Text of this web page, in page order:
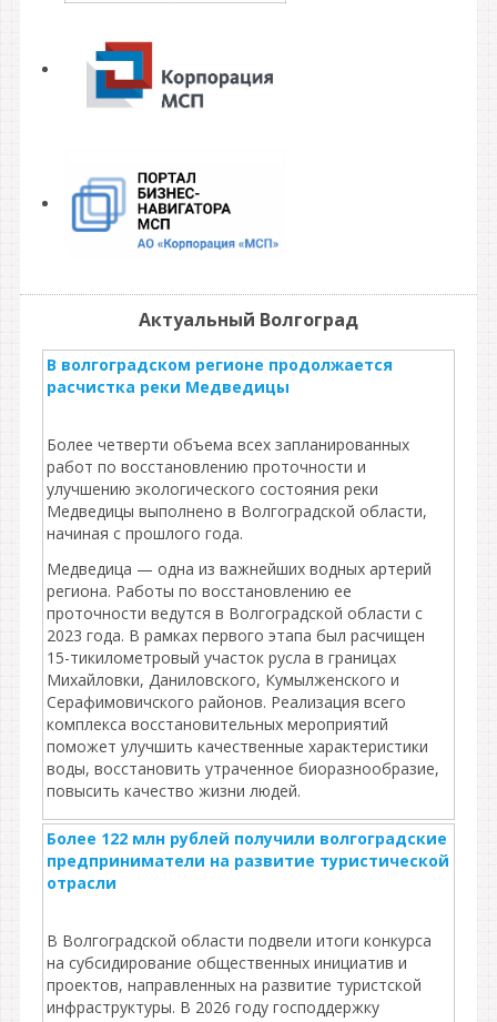
Актуальный Волгоград
В волгоградском регионе продолжается
расчистка реки Медведицы
Более четверти объема всех запланированных
работ по восстановлению проточности и
улучшению экологического состояния реки
Медведицы выполнено в Волгоградской области,
начиная с прошлого года.
Медведица — одна из важнейших водных артерий
региона. Работы по восстановлению ее
проточности ведутся в Волгоградской области с
2023 года. В рамках первого этапа был расчищен
15-тикилометровый участок русла в границах
Михайловки, Даниловского, Кумылженского и
Серафимовичского районов. Реализация всего
комплекса восстановительных мероприятий
поможет улучшить качественные характеристики
воды, восстановить утраченное биоразнообразие,
повысить качество жизни людей.
Более 122 млн рублей получили волгоградские
предприниматели на развитие туристической
отрасли
В Волгоградской области подвели итоги конкурса
на субсидирование общественных инициатив и
проектов, направленных на развитие туристской
инфраструктуры. В 2026 году господдержку